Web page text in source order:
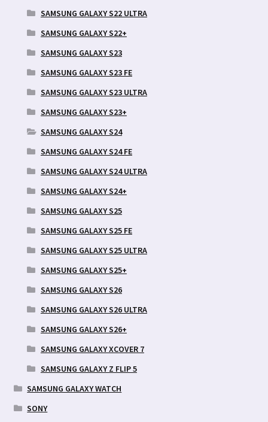
SAMSUNG GALAXY S22 ULTRA
SAMSUNG GALAXY S22+
SAMSUNG GALAXY S23
SAMSUNG GALAXY S23 FE
SAMSUNG GALAXY S23 ULTRA
SAMSUNG GALAXY S23+
SAMSUNG GALAXY S24
SAMSUNG GALAXY S24 FE
SAMSUNG GALAXY S24 ULTRA
SAMSUNG GALAXY S24+
SAMSUNG GALAXY S25
SAMSUNG GALAXY S25 FE
SAMSUNG GALAXY S25 ULTRA
SAMSUNG GALAXY S25+
SAMSUNG GALAXY S26
SAMSUNG GALAXY S26 ULTRA
SAMSUNG GALAXY S26+
SAMSUNG GALAXY XCOVER 7
SAMSUNG GALAXY Z FLIP 5
SAMSUNG GALAXY WATCH
SONY